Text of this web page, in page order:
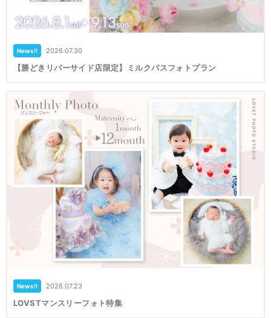
News!! 2026.07.30
【勝どきリバーサイド店限定】ミルクバスフォトプラン
News!! 2026.07.23
LOVSTマンスリーフォト特集